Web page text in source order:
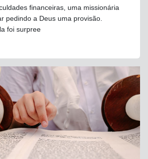
financeiras, uma missionária
pedindo a Deus uma provisão.
foi surpree